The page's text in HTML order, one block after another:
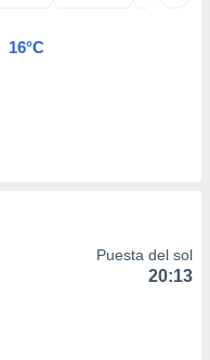
16°C
Puesta del sol
20:13